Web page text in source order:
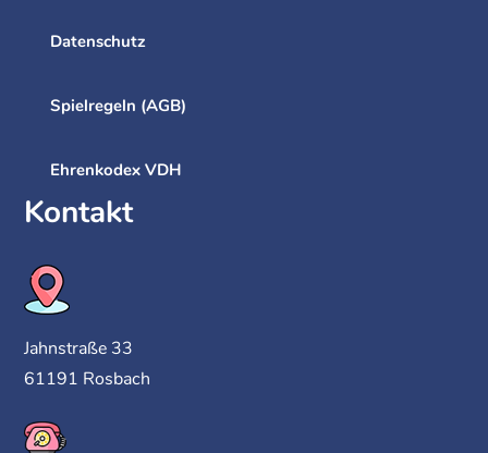
Datenschutz
Spielregeln (AGB)
Ehrenkodex VDH
Kontakt
Jahnstraße 33
61191 Rosbach